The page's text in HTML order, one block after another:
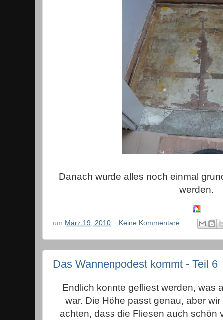
Danach wurde alles noch einmal
werden.
um März 19, 2010 Keine Kommentare:
Das Wannenpodest kommt - Teil 6
Endlich konnte gefliest werden, was
war. Die Höhe passt genau, aber
achten, dass die Fliesen auch schön